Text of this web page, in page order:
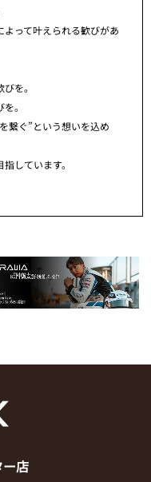
って叶えられる歓びがあ
を。
。
繋ぐ”という想いを込め
しています。
店